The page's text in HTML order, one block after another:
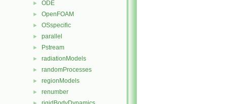
► ODE
► OpenFOAM
► OSspecific
► parallel
► Pstream
► radiationModels
► randomProcesses
► regionModels
► renumber